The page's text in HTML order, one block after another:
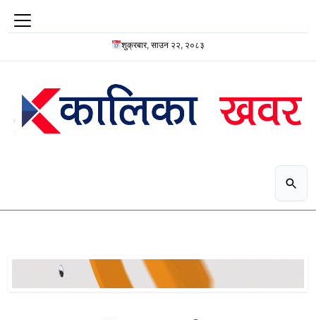
शुक्रबार, साउन २२, २०८३